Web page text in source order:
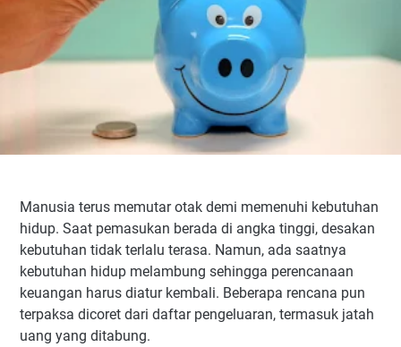
Manusia terus memutar otak demi memenuhi kebutuhan
hidup. Saat pemasukan berada di angka tinggi, desakan
kebutuhan tidak terlalu terasa. Namun, ada saatnya
kebutuhan hidup melambung sehingga perencanaan
keuangan harus diatur kembali. Beberapa rencana pun
terpaksa dicoret dari daftar pengeluaran, termasuk jatah
uang yang ditabung.